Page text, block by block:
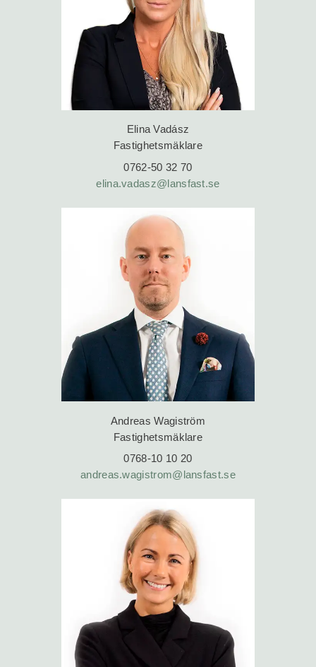
Elina Vadász
Fastighetsmäklare
0762-50 32 70
elina.vadasz@lansfast.se
Andreas Wagiström
Fastighetsmäklare
0768-10 10 20
andreas.wagistrom@lansfast.se